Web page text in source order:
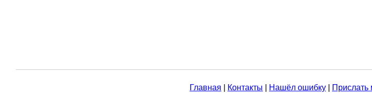
Главная Контакты Нашёл ошибку Прислать